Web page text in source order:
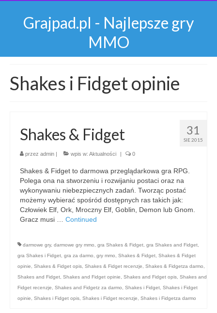
Grajpad.pl - Najlepsze gry
MMO
Shakes i Fidget opinie
31
SIE 2015
Shakes & Fidget
przez admin | wpis w: Aktualności | 0
Shakes & Fidget to darmowa przeglądarkowa gra RPG.
Polega ona na stworzeniu i rozwijaniu postaci oraz na
wykonywaniu niebezpiecznych zadań. Tworząc postać
możemy wybierać spośród dostępnych ras takich jak:
Człowiek Elf, Ork, Mroczny Elf, Goblin, Demon lub Gnom.
Gracz musi … Continued
darmowe gry, darmowe gry mmo gra Shakes & Fidget gra Shakes and Fidget
gra Shakes i Fidget gra za darmo gry mmo Shakes & Fidget Shakes & Fidget
opinie
Shakes & Fidget opis Shakes & Fidget recenzje Shakes & Fidgetza darmo
Shakes and Fidget Shakes and Fidget opinie Shakes and Fidget opis Shakes and
Fidget recenzje
Shakes and Fidgetz za darmo Shakes i Fidget Shakes i Fidget
opinie
Shakes i Fidget opis Shakes i Fidget recenzje Shakes i Fidgetza darmo